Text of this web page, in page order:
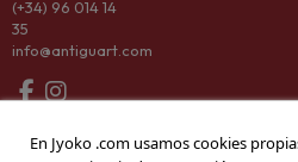
(+34) 96 014 14
35
info@antiguart.com
En Jyoko .com usamos cookies